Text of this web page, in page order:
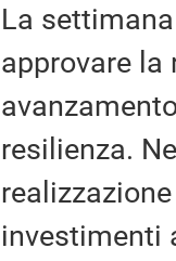
La
approvare la
resilienza.
investimenti